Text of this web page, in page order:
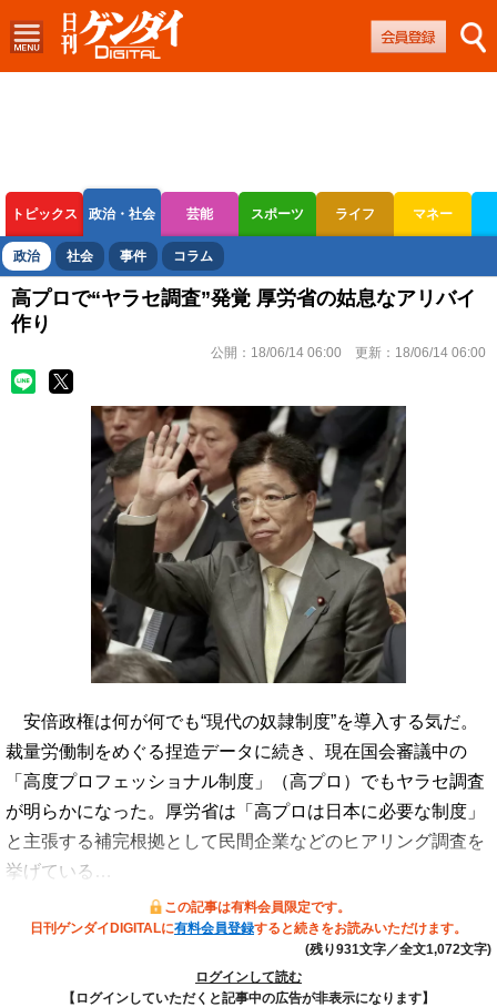
トピックス 政治・社会 芸能 スポーツ ライフ マネー
ボートレース 競輪 オートレース
政治 社会 事件 コラム
高プロで“ヤラセ調査”発覚 厚労省の姑息なアリバイ
作り
公開： 18/06/14 06:00 更新： 18/06/14 06:00
安倍政権は何が何でも“現代の奴隷制度”を導入する気だ。
裁量労働制をめぐる捏造データに続き、現在国会審議中の
「高度プロフェッショナル制度」（高プロ）でもヤラセ調査
が明らかになった。厚労省は「高プロは日本に必要な制度」
と主張する補完根拠として民間企業などのヒアリング調査を
挙げている…
この記事は有料会員限定です。
日刊ゲンダイDIGITALに有料会員登録すると続きをお読みいただけます。
(残り931文字／全文1,072文字)
ログインして読む
【ログインしていただくと記事中の広告が非表示になります】